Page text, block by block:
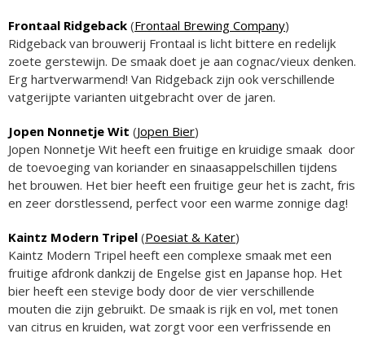
Frontaal Ridgeback (Frontaal Brewing Company)
Ridgeback van brouwerij Frontaal is licht bittere en redelijk
zoete gerstewijn. De smaak doet je aan cognac/vieux denken.
Erg hartverwarmend! Van Ridgeback zijn ook verschillende
vatgerijpte varianten uitgebracht over de jaren.
Jopen Nonnetje Wit (Jopen Bier)
Jopen Nonnetje Wit heeft een fruitige en kruidige smaak door
de toevoeging van koriander en sinaasappelschillen tijdens
het brouwen. Het bier heeft een fruitige geur het is zacht, fris
en zeer dorstlessend, perfect voor een warme zonnige dag!
Kaintz Modern Tripel (Poesiat & Kater)
Kaintz Modern Tripel heeft een complexe smaak met een
fruitige afdronk dankzij de Engelse gist en Japanse hop. Het
bier heeft een stevige body door de vier verschillende
mouten die zijn gebruikt. De smaak is rijk en vol, met tonen
van citrus en kruiden, wat zorgt voor een verfrissende en